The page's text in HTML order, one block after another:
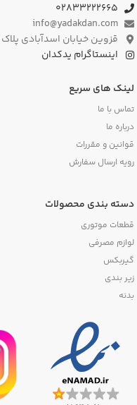
۰۲۸۳۳۲۲۲۶۶۵
info@yadakdan.com
قزوین خیابان اسدآبادی پلاک ۵۲۹
اینستاگرام یدکدان
لینک های سریع
تماس با ما
درباره ما
قوانین و مقررات
رویه ارسال سفارش
دسته بندی محصولات
قطعات موتوری
لوازم مصرفی
گیربکس
زیر بندی
بدنه